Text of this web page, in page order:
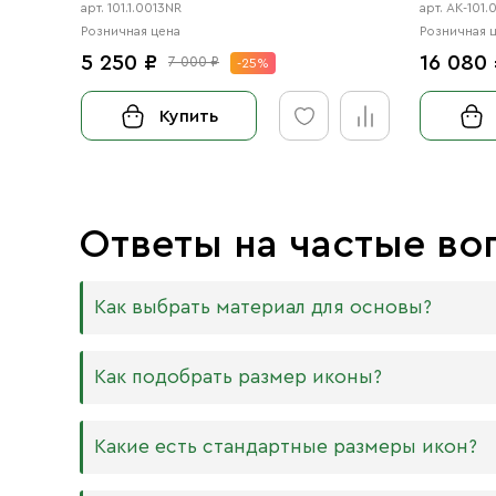
арт. 101.1.0013NR
Розничная цена
5 250 ₽ 7 000 ₽ -25%
Купить
арт. АК-
Розничная
16 080
Ответы на частые
Как выбрать материал для основы?
Мы изготавливаем иконы на трёх разных видах
МДФ. Ламинированная древесно-
Как подобрать размер иконы?
Никаких строгих правил по тому, какого
Какие есть стандартные размеры икон?